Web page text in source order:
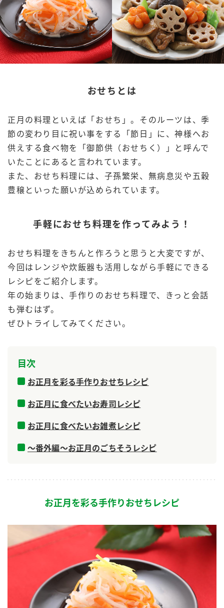
みりん風・料理酒 鍋用調味料
スープ 中華
ふりかけ おすしの素
納豆
ブランド・スペシャルサイト トップ
商品ブランドサイト
Fibee（ファイビー）
くらしプラ酢
味ぽん
ぽん酢
かおりの蔵
つゆ
鍋なび
PIN印
千夜
スペシャルサイト
お酢を知ろう！
すしラボ
鍋奉行マニュアル
ミツカンのCM
ロングセラー商品 ＋ おすすめレシピ
人気商品 ＋ おすすめレシピ
企業情報
国内事業概要
ミツカングループについて
企業理念
ミツカンの歴史
ミツカンを知る
環境への取り組み
水の文化センター（アーカイブ）
ZENB initiative
MIM（ミツカンミュージアム）
キッザニア東京「ぽん酢工房」
採用情報
ニュースリリース
販売終了製品のご案内
よくあるご質問
お問い合わせ
おせちとは
正月の料理といえば「おせち」。そのルーツは、季
節の変わり目に祝い事をする「節日」に、神様へお
供えする食べ物を「御節供（おせちく）」と呼んで
いたことにあると言われています。
また、おせち料理には、子孫繁栄、無病息災や五穀
豊穣といった願いが込められています。
手軽におせち料理を作ってみよう！
おせち料理をきちんと作ろうと思うと大変ですが、
今回はレンジや炊飯器も活用しながら手軽にできる
レシピをご紹介します。
年の始まりは、手作りのおせち料理で、きっと会話
も弾むはず。
ぜひトライしてみてください。
目次
お正月を彩る手作りおせちレシピ
お正月に食べたいお寿司レシピ
お正月に食べたいお雑煮レシピ
～番外編～お正月のごちそうレシピ
お正月を彩る手作りおせちレシピ